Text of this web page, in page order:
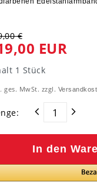
€
EUR
1 Stück
ges. MwSt. zzgl.
In den